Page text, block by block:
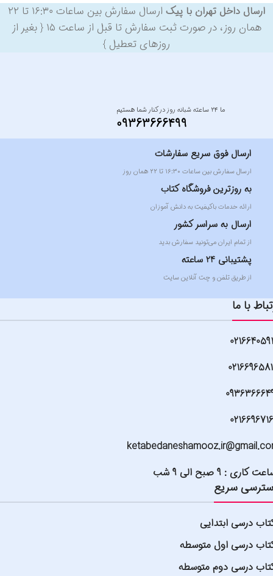
ارسال داخل تهران با پیک
ارسال سفارش بین ساعات ۱۶:۳۰ تا ۲۲
همان روز، در صورت ثبت سفارش تا قبل از ساعت ۱۵ { بغیر از
روزهای تعطیل }
ما ۲۴ ساعته شبانه روز در کنار شما هستیم
09363666499
ارسال فوق سریع سفارشات
ارسال سفارش بین ساعات ۱۶:۳۰ تا ۲۲ همان روز
به روزترین فروشگاه کتاب
ارائه خدمات باکیفیت به دانش آموزان
ارسال به سراسر کشور
از تمام ایران می‌تونید سفارش بدید
پشتیبانی 24 ساعته
از طریق تلفن و چت آنلاین سایت
با ما
کاری : 9 صبح الی 9 شب
سریع
درسی ابتدایی
درسی اول متوسطه
درسی دوم متوسطه